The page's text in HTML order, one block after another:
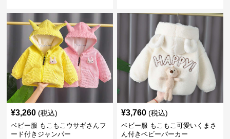
¥3,260 (税込)
ベビー服 もこもこウサギさんフ
ード付きジャンパー
¥3,760 (税込)
ベビー服 もこもこ可愛いくまさ
ん付きベビーパーカー